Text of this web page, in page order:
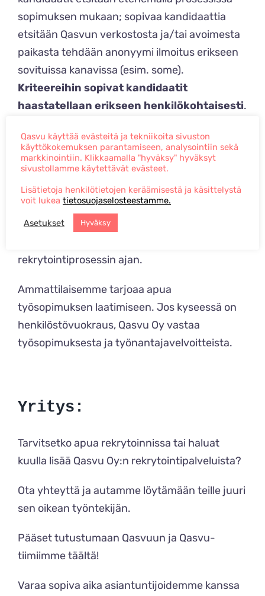
sopimuksen mukaan; sopivaa kandidaattia
etsitään Qasvun verkostosta ja/tai avoimesta
paikasta tehdään anonyymi ilmoitus erikseen
sovituissa kanavissa (esim. some).
Kriteereihin sopivat kandidaatit
haastatellaan erikseen henkilökohtaisesti.
heidät puhelimitse sekä videohaastatteluin.
Haastatteluiden jälkeen kandidaatit
esitellään asiakkaalle ja järjestetään
hakijan ja asiakkaan kohtaaminen
Rekrytointiammattilaisemme on mukana sekä
rekrytointiprosessin ajan.
Ammattilaisemme tarjoaa apua
työsopimuksen laatimiseen. Jos kyseessä on
henkilöstövuokraus, Qasvu Oy vastaa
työsopimuksesta ja työnantajavelvoitteista.
Yritys:
Tarvitsetko apua rekrytoinnissa tai haluat
kuulla lisää Qasvu Oy:n rekrytointipalveluista?
Ota yhteyttä ja autamme löytämään teille juuri
sen oikean työntekijän.
Pääset tutustumaan Qasvuun ja Qasvu-
tiimiimmetäältä!
Varaa sopiva aika asiantuntijoidemme kanssa
Qasvu käyttää evästeitä ja tekniikoita sivuston
käyttökokemuksen parantamiseen, analysointiin sekä
markkinointiin. Klikkaamalla "hyväksy" hyväksyt
sivustollamme käytettävät evästeet.
Lisätietoja henkilötietojen keräämisestä ja käsittelystä
voit lukea tietosuojaselosteestamme.
Asetukset Hyväksy